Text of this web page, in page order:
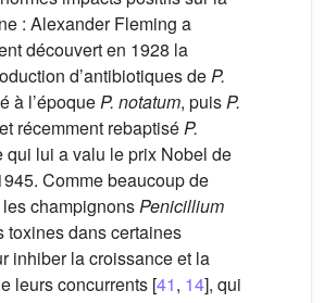
: Alexander Fleming a
découvert en 1928 la
d’antibiotiques deP.
à l’époqueP. notatum, puisP.
et récemment rebaptiséP.
qui lui a valu le prix Nobel de
Comme beaucoup de
champignonsPenicillium
toxines dans certaines
inhiber la croissance et la
leurs concurrents [41, 14], qui